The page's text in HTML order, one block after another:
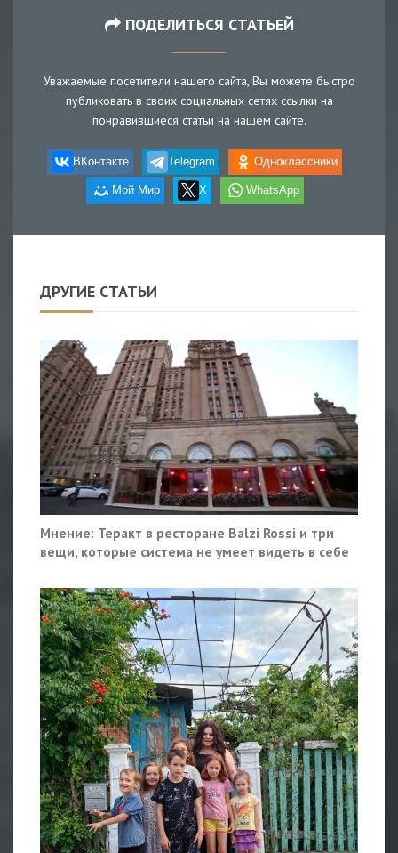
ПОДЕЛИТЬСЯ СТАТЬЕЙ
Уважаемые посетители нашего сайта, Вы можете быстро
публиковать в своих социальных сетях ссылки на
понравившиеся статьи на нашем сайте.
ВКонтакте Telegram Одноклассники
Мой Мир X WhatsApp
ДРУГИЕ СТАТЬИ
Мнение: Теракт в ресторане Balzi Rossi и три
вещи, которые система не умеет видеть в себе